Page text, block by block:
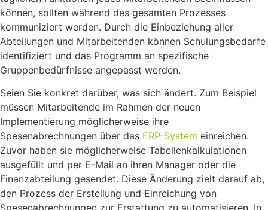
können, sollten während des gesamten Prozesses
kommuniziert werden. Durch die Einbeziehung aller
Abteilungen und Mitarbeitenden können Schulungsbedarfe
identifiziert und das Programm an spezifische
Gruppenbedürfnisse angepasst werden.
Seien Sie konkret darüber, was sich ändert. Zum Beispiel
müssen Mitarbeitende im Rahmen der neuen
Implementierung möglicherweise ihre
Spesenabrechnungen über das ERP-System einreichen.
Zuvor haben sie möglicherweise Tabellenkalkulationen
ausgefüllt und per E-Mail an ihren Manager oder die
Finanzabteilung gesendet. Diese Änderung zielt darauf ab,
den Prozess der Erstellung und Einreichung von